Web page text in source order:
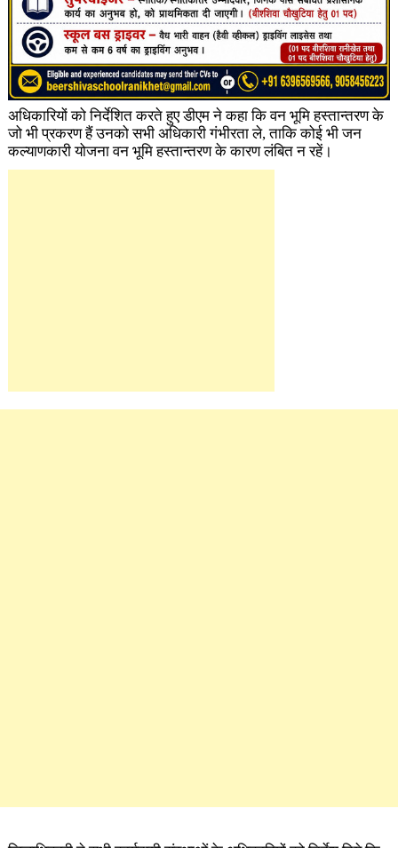
अधिकारियों को निर्देशित करते हुए डीएम ने कहा कि वन भूमि हस्तान्तरण के
जो भी प्रकरण हैं उनको सभी अधिकारी गंभीरता ले, ताकि कोई भी जन
कल्याणकारी योजना वन भूमि हस्तान्तरण के कारण लंबित न रहें।